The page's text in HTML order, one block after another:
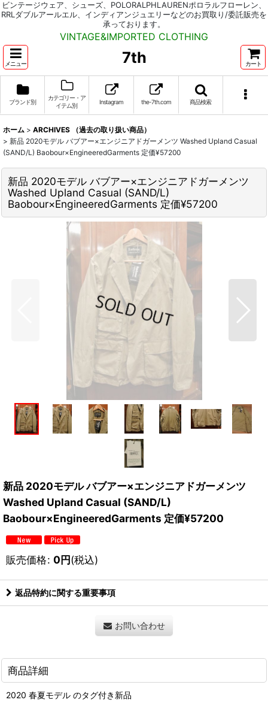
ビンテージウェア、シューズ、POLORALPHLAURENポロラルフローレン、
RRLダブルアールエル、インディアンジュエリーなどのお買取り/委託販売を
承っております。
VINTAGE&IMPORTED CLOTHING
メニュー 7th カート
ブランド別
カテゴリー・ア
イテム別
Instagram the-7th.com 商品検索
ホーム > ARCHIVES （過去の取り扱い商品）
> 新品 2020モデル バブアー×エンジニアドガーメンツ Washed Upland Casual
(SAND/L) Baobour×EngineeredGarments 定価¥57200
新品 2020モデル バブアー×エンジニアドガーメンツ
Washed Upland Casual (SAND/L)
Baobour×EngineeredGarments 定価¥57200
新品 2020モデル バブアー×エンジニアドガーメンツ
Washed Upland Casual (SAND/L)
Baobour×EngineeredGarments 定価¥57200
販売価格: 0円(税込)
返品特約に関する重要事項
お問い合わせ
商品詳細
2020 春夏モデル のタグ付き新品